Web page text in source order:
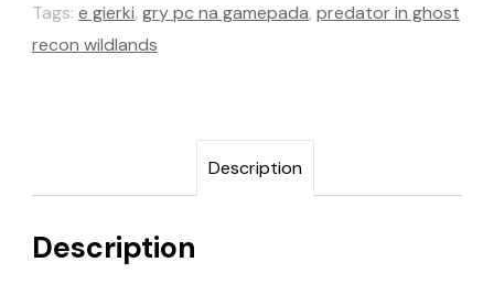
Tags: e gierki, gry pc na gamepada, predator in ghost
recon wildlands
Description
Description